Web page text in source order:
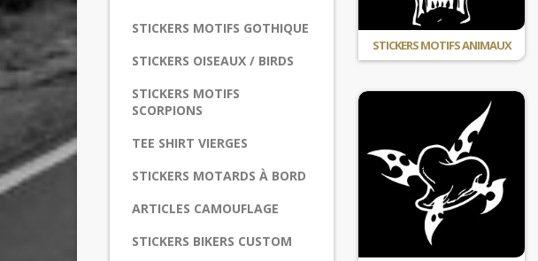
STICKERS MOTIFS GOTHIQUE
STICKERS OISEAUX / BIRDS
STICKERS MOTIFS
SCORPIONS
TEE SHIRT VIERGES
STICKERS MOTARDS À BORD
ARTICLES CAMOUFLAGE
STICKERS BIKERS CUSTOM
STICKERS MOTIFS ANIMAUX